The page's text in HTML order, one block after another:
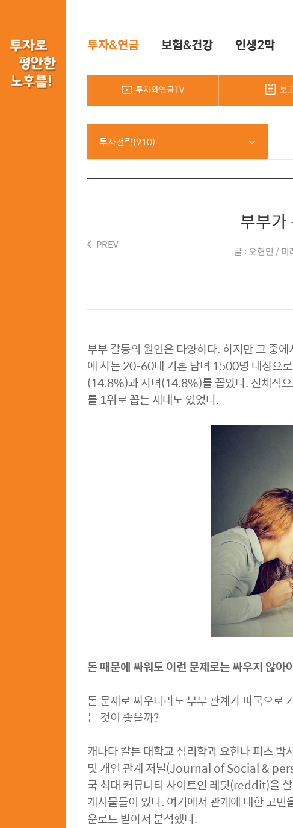
투자&연금 보험&건강 인생2막
투자와연금TV 보
투자전략(910)
부부가
글 : 오현민 /
PREV
부부 갈등의 원인은 다양하다. 하지만 그 중
에 사는 20-60대 기혼 남녀 1500명 대상으
(14.8%)과 자녀(14.8%)를 꼽았다. 전체적
를 1위로 꼽는 세대도 있었다.
돈 때문에 싸워도 이런 문제로는 싸우지 않아
돈 문제로 싸우더라도 부부 관계가 파국으로
는 것이 좋을까?
캐나다 칼튼 대학교 심리학과 요한나 피츠 박
및 개인 관계 저널(Journal of Social &
국 최대 커뮤니티 사이트인 레딧(reddit)을
게시물들이 있다. 여기에서 관계에 대한 고
운로드 받아서 분석했다.